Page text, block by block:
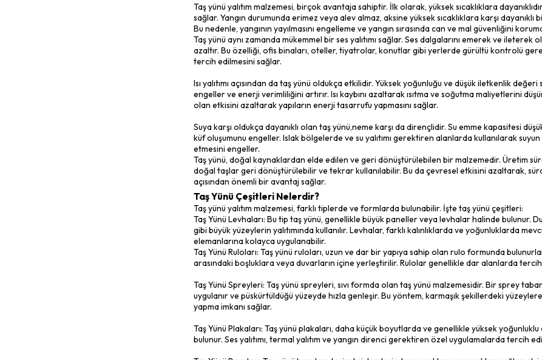
Taş Yünü Nedir?
Taş yünü, yapı ve inşaat sektöründe yaygın olarak kullanılan bir yalıtım
eritilerek liflere dönüştürülmesiyle elde edilmesinden almaktadır. Bu lifler
paneller, levhalar, rulolar veya sprey formunda kullanıma hazır hale
malzemeleri, özel bir dönüşüm sürecinden geçirilerek ince lifler haline
yününün özelliklerini etkileyen faktörlerdir. Lifler daha sonra
ve yalıtım malzemesi olarak kullanılmak üzere farklı şekillerde üretilir.
Taş yünü yalıtım malzemesi, birçok avantaja sahiptir. İlk olarak, yüksek
sağlar. Yangın durumunda erimez veya alev almaz, aksine yüksek
Bu nedenle, yangının yayılmasını engelleme ve yangın sırasında can
Taş yünü aynı zamanda mükemmel bir ses yalıtımı sağlar. Ses
azaltır. Bu özelliği, ofis binaları, oteller, tiyatrolar, konutlar gibi yerlerde
tercih edilmesini sağlar.
Isı yalıtımı açısından da taş yünü oldukça etkilidir. Yüksek yoğunluğu ve
engeller ve enerji verimliliğini artırır. Isı kaybını azaltarak ısıtma ve
olan etkisini azaltarak yapıların enerji tasarrufu yapmasını sağlar.
küf oluşumunu engeller. Islak bölgelerde ve su yalıtımı gerektiren
etmesini engeller.
Taş yünü, doğal kaynaklardan elde edilen ve geri dönüştürülebilen bir
doğal taşlar geri dönüştürülebilir ve tekrar kullanılabilir. Bu da çevresel
açısından önemli bir avantaj sağlar.
Taş Yünü Çeşitleri Nelerdir?